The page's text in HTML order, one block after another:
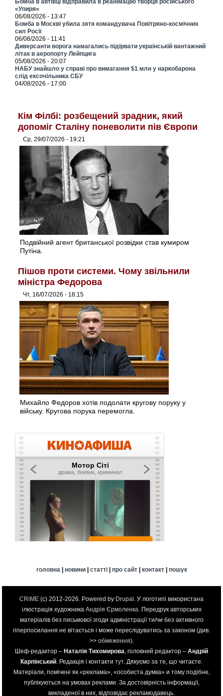
Бомба в автівці відправила в реанімацію творця російського
«Упиря»
06/08/2026 - 13:47
Бомба в Москві убила зятя командувача Повітряно-космічних
сил Росії
06/08/2026 - 11:41
Диверсанти ворога намагались підірвати українській вантажний
літак в аеропорту Лейпцига
05/08/2026 - 20:07
НАБУ знайшло у справі про вимагання $1 млн у наркобарона
слід ексочільника СБУ
04/08/2026 - 17:00
Кім Філбі: розбещений зрадник, який
допоміг Сталіну поневолити пів Європи
Ср, 29/07/2026 - 19:21
Подвійний агент британської розвідки став кумиром
Путіна.
Пішов проти системи. Чому звільнили
міністра Федорова
Чт, 16/07/2026 - 18:15
Михайло Федоров хотів подолати кругову поруку у
війську. Кругова порука перемогла.
головна| новини| статті| про сайт| контакт| пошук
CRiME (c) 2012-2026. Powered by Drupal . У логотипі використана
ілюстрація художника Андрія Єрмоленка. Передрук авторських
матеріалів без письмової згоди адміністрації ти/чи без активного
гіперпосилання не вітається і може переслідуватись за законом (див.
>> обмеження).
Шеф-редактор – Наталія Тихомирова, головний редактор – Андрій
Карпінський. Редакція і контакти тут. Дякуємо за те, що читаєте.
Матеріали, помічені як «реклама», «особиста думка» и тому подібне,
публікуються на умовах реклами. За достовірність інформації,
викладеної в них, відповідає рекламодавець.